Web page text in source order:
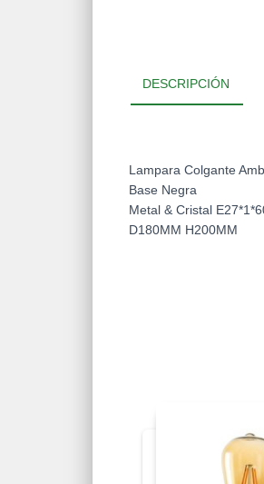
DESCRIPCIÓN
Lampara Colgante
Base Negra
Metal & Cristal
D180MM H200MM